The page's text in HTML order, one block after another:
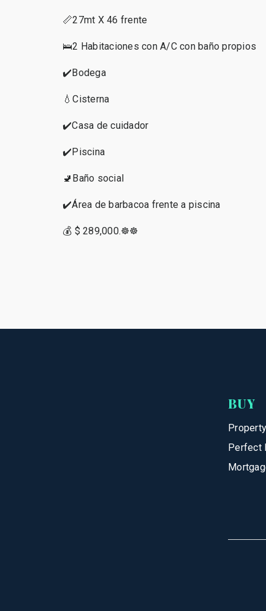
📏27mt X 46 frente
🛌2 Habitaciones con A/C con baño propios
✔️Bodega
💧Cisterna
✔️Casa de cuidador
✔️Piscina
🚽Baño social
✔️Área de barbacoa frente a piscina
💰 $ 289,000.☸️☸️
BUY
Perfect